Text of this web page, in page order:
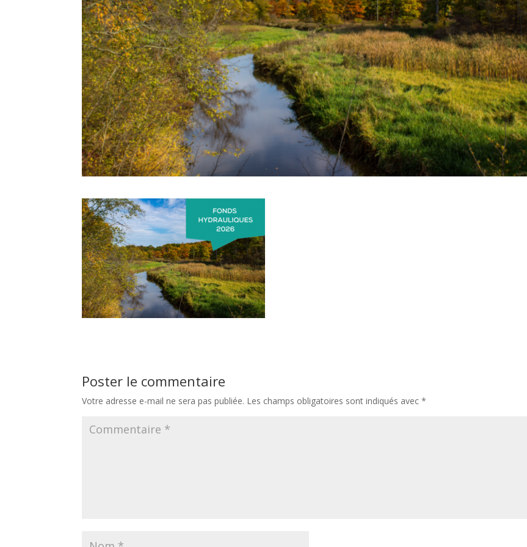
Poster le commentaire
Votre adresse e-mail ne sera pas publiée. Les champs obligatoires sont indiqués avec*